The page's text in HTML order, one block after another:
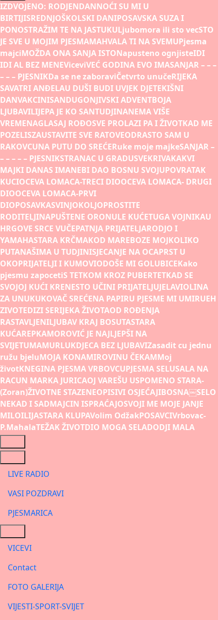
IZDVOJENO: RODJENDANNOĆI SU MI U
BIRTIJISREDNJOŠKOLSKI DANIPOSAVSKA SUZA I
PONOSTRAŽIM TE NA JASTUKULjubomora ili sto vecSTO
JE SVE U MOJIM PJESMAMAHVALA TI NA SVEMUPjesma
majciMOŽDA ONA SANJA ISTONapusteno ognjisteIDI
IDI AL BEZ MENEViceviVEĆ GODINA EVO IMASANJAR – – –
– – – PJESNIKDa se ne zaboraviČetvrto unučeRIJEKA
SAVATRI ANĐELAU DUŠI BUDI UVJEK DJETEKIŠNI
DANVAKCINISANDUGONJIVSKI ADVENTBOJA
LJUBAVILIJEPA JE KO SANTUDJINANEMA VIŠE
VREMENAGLASAJ ROĐOSVE PROLAZI PA I ŽIVOTKAD ME
POZELISZAUSTAVITE SVE RATOVEODRASTO SAM U
RAKOVCUNA PUTU DO SREĆERuke moje majkeSANJAR –
– – – – – PJESNIKSTRANAC U GRADUSVEKRIVAKAKVI
MAJKI DANAS IMANEBI DAO BOSNU SVOJUPOVRATAK
KUCIOCEVA LOMACA-TRECI DIOOCEVA LOMACA- DRUGI
DIOOCEVA LOMACA-PRVI
DIOPOSAVKASVINJOKOLJOPROSTITE
RODITELJINAPUŠTENE ORONULE KUĆETUGA VOJNIKAU
HRGOVE SRCE VUČEPATNJA PRIJATELJARODJO I
YAMAHASTARA KRČMAKOD MAREBOZE MOJKOLIKO
PUTANAŠIMA U TUDJINISJECANJE NA OCAPRST U
OKOPRIJATELJI I KUMOVIODOŠE MI GOLUBICEKako
pjesmu zapocetiS TETKOM KROZ PUBERTETKAD SE
SVOJOJ KUĆI KRENESTO UČINI PRIJATELJUJELAVIOLINA
ZA UNUKUKOVAČ SREĆENA PAPIRU PJESME MI UMIRUEH
ZIVOTEDIZI SERIJEKA ŽIVOTAOD ROÐENJA
RASTAVLJENILJUBAV KRAJ BOSUTASTARA
KUĆAREPKAMOROVIĆ JE NAJLJEPŠI NA
SVIJETUMAMURLUKDJECA BEZ LJUBAVIZasadit cu jednu
ružu bjeluMOJA KONAMIROVINU ČEKAMMoj
životKNEGINA PJESMA VRBOVCUPJESMA SELUSALA NA
RACUN MARKA JURICAOJ VAREŠU USPOMENO STARA-
(Zoran)ŽIVOTNE STAZENEOPISIVI OSJEĆAJIBOSNA￼SELO
NEKAD I SADMAJCIN ISPRAĆAJOSVOJI ME MOJE JANJE
MILOILIJASTARA KLUPAVolim OdžakPOSAVCIVrbovac-
P.MahalaTEŽAK ŽIVOTDIO MOGA SELADODJI MALA
LIVE RADIO
VASI POZDRAVI
PJESMARICA
VICEVI
Contact
FOTO GALERIJA
VIJESTI-SPORT-SVIJET